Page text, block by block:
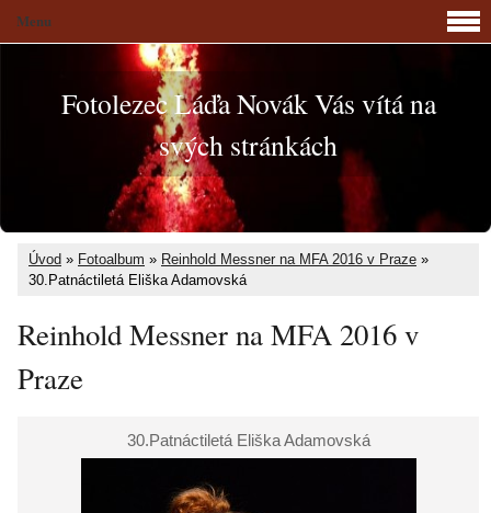
Fotolezec Láďa Novák Vás vítá na
svých stránkách
Úvod » Fotoalbum » Reinhold Messner na MFA 2016 v Praze »
30.Patnáctiletá Eliška Adamovská
Reinhold Messner na MFA 2016 v
Praze
30.Patnáctiletá Eliška Adamovská
Menu